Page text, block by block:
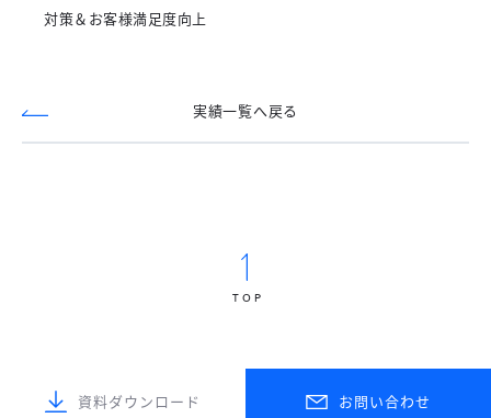
対策＆お客様満足度向上
実績一覧へ戻る
TOP
資料ダウンロード お問い合わせ